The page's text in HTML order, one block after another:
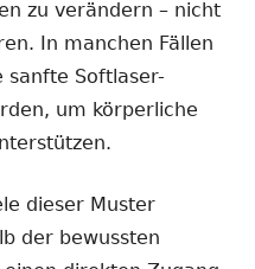
zu verändern – nicht
In manchen Fällen
sanfte Softlaser-
um körperliche
dieser Muster
der bewussten